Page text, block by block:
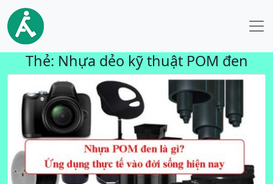
Thẻ: Nhựa dẻo kỹ thuật POM đen